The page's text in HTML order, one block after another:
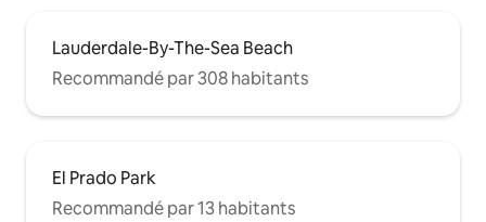
Lauderdale-By-The-Sea Beach
Recommandé par 308 habitants
El Prado Park
Recommandé par 13 habitants